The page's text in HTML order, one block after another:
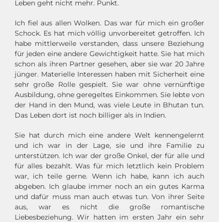
Leben geht nicht mehr. Punkt.
Ich fiel aus allen Wolken. Das war für mich ein großer
Schock. Es hat mich völlig unvorbereitet getroffen. Ich
habe mittlerweile verstanden, dass unsere Beziehung
für jeden eine andere Gewichtigkeit hatte. Sie hat mich
schon als ihren Partner gesehen, aber sie war 20 Jahre
jünger. Materielle Interessen haben mit Sicherheit eine
sehr große Rolle gespielt. Sie war ohne vernünftige
Ausbildung, ohne geregeltes Einkommen. Sie lebte von
der Hand in den Mund, was viele Leute in Bhutan tun.
Das Leben dort ist noch billiger als in Indien.
Sie hat durch mich eine andere Welt kennengelernt
und ich war in der Lage, sie und ihre Familie zu
unterstützen. Ich war der große Onkel, der für alle und
für alles bezahlt. Was für mich letztlich kein Problem
war, ich teile gerne. Wenn ich habe, kann ich auch
abgeben. Ich glaube immer noch an ein gutes Karma
und dafür muss man auch etwas tun. Von ihrer Seite
aus, war es nicht die große romantische
Liebesbeziehung. Wir hatten im ersten Jahr ein sehr